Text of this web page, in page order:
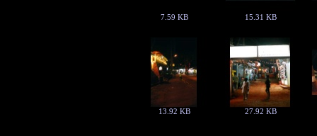
7.59 KB 15.31 KB
13.92 KB 27.92 KB